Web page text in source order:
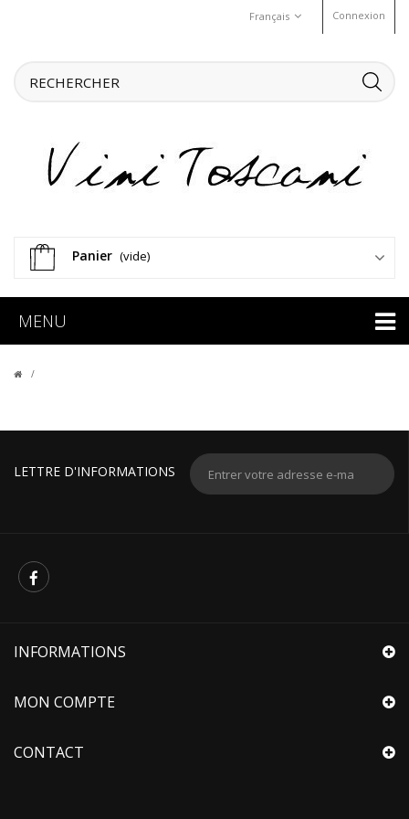
Connexion
Français
Panier (vide)
MENU
LETTRE D'INFORMATIONS
INFORMATIONS
MON COMPTE
CONTACT